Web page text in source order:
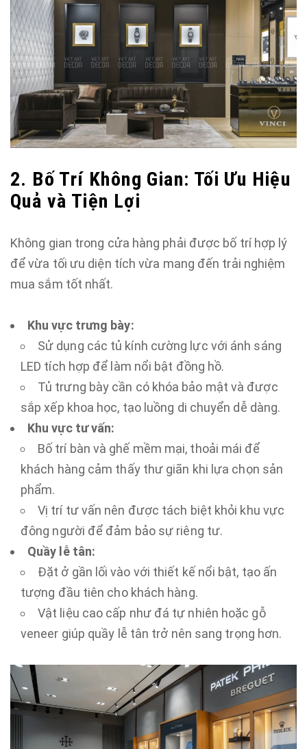
2. Bố Trí Không Gian: Tối Ưu Hiệu
Quả và Tiện Lợi
Không gian trong cửa hàng phải được bố trí hợp lý
để vừa tối ưu diện tích vừa mang đến trải nghiệm
mua sắm tốt nhất.
Khu vực trưng bày:
Sử dụng các tủ kính cường lực với ánh sáng
LED tích hợp để làm nổi bật đồng hồ.
Tủ trưng bày cần có khóa bảo mật và được
sắp xếp khoa học, tạo luồng di chuyển dễ dàng.
Khu vực tư vấn:
Bố trí bàn và ghế mềm mại, thoải mái để
khách hàng cảm thấy thư giãn khi lựa chọn sản
phẩm.
Vị trí tư vấn nên được tách biệt khỏi khu vực
đông người để đảm bảo sự riêng tư.
Quầy lễ tân:
Đặt ở gần lối vào với thiết kế nổi bật, tạo ấn
tượng đầu tiên cho khách hàng.
Vật liệu cao cấp như đá tự nhiên hoặc gỗ
veneer giúp quầy lễ tân trở nên sang trọng hơn.